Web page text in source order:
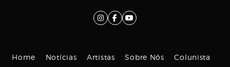
Home Notícias Artistas Sobre Nós Colunista